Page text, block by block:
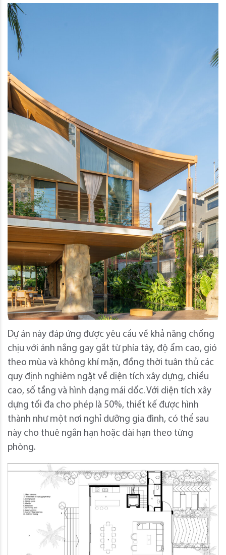
Dự án này đáp ứng được yêu cầu về khả năng chống
chịu với ánh nắng gay gắt từ phía tây, độ ẩm cao, gió
theo mùa và không khí mặn, đồng thời tuân thủ các
quy định nghiêm ngặt về diện tích xây dựng, chiều
cao, số tầng và hình dạng mái dốc. Với diện tích xây
dựng tối đa cho phép là 50%, thiết kế được hình
thành như một nơi nghỉ dưỡng gia đình, có thể sau
này cho thuê ngắn hạn hoặc dài hạn theo từng
phòng.